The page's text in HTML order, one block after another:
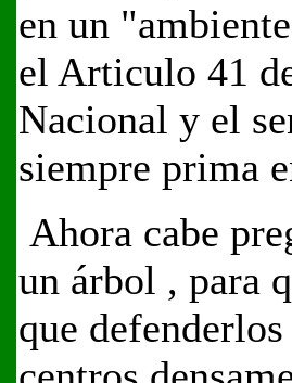
en un
el Articulo 41
Nacional y el
siempre prima
Ahora cabe
un árbol , para
que